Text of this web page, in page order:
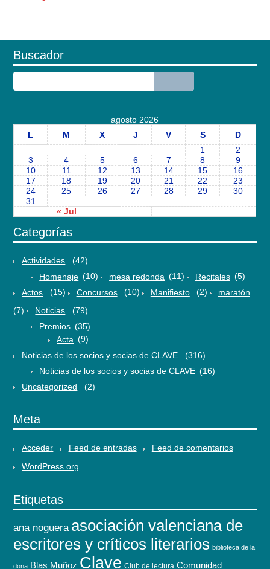
Buscador
agosto 2026
L
M X J V S D
« Jul
1
2
3
4 5 6 7 8
9
10
11 12 13 14 15
16
17
18 19 20 21 22
23
24
25 26 27 28 29
30
31
Categorías
Actividades
(42)
Homenaje (10) mesa redonda (11) Recitales (5)
Actos
(15) Concursos (10) Manifiesto (2)
maratón
(7)
Noticias
(79)
Premios (35)
Acta (9)
Noticias de los socios y socias de CLAVE
(316)
Noticias de los socios y socias de CLAVE (16)
Uncategorized
(2)
Meta
Acceder Feed de entradas
Feed de comentarios
WordPress.org
Etiquetas
ana noguera asociación valenciana de
escritores y críticos literarios biblioteca de la
dona Blas Muñoz Clave Club de lectura Comunidad